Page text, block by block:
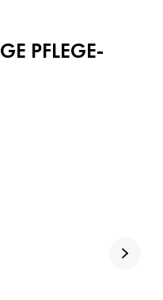
PFLEGE-